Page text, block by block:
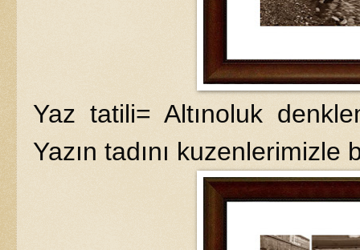
Yaz tatili= Altınoluk
Yazın tadını kuzenlerimizle